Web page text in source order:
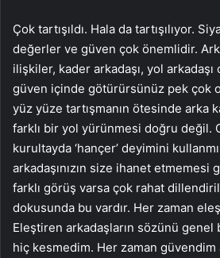
Çok tartışıldı. Hala da tartışılıyor.
değerler ve güven çok önemlidir.
ilişkiler, kader arkadaşı, yol
güven içinde götürürsünüz pek çok
yüz yüze tartışmanın ötesinde arka
farklı bir yol yürünmesi doğru değil.
kurultayda ‘hançer’ deyimini
arkadaşınızın size ihanet etmemesi
farklı görüş varsa çok rahat
dokusunda bu vardır. Her zaman
Eleştiren arkadaşların sözünü genel
hiç kesmedim. Her zaman güvendim